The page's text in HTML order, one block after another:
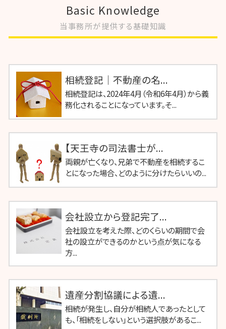
Basic Knowledge
当事務所が提供する基礎知識
相続登記｜不動産の名...
相続登記は、2024年4月（令和6年4月）から義
務化されることになっています。そ...
【天王寺の司法書士が...
両親が亡くなり、兄弟で不動産を相続するこ
とになった場合、どのように分けたらいいの...
会社設立から登記完了...
会社設立を考えた際、どのくらいの期間で会
社の設立ができるのかという点が気になる
方...
遺産分割協議による遺...
相続が発生し、自分が相続人であったとして
も、「相続をしない」という選択肢があるこ...